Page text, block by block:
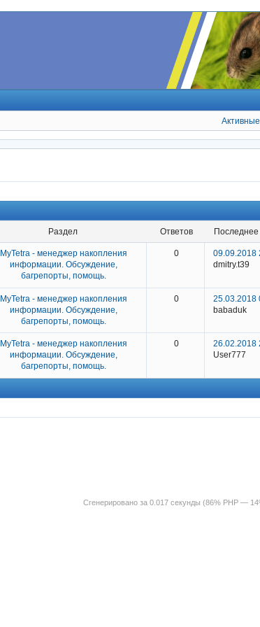
Раздел ответов
MyTetra - менеджер накопления
информации. Обсуждение,
багрепорты, помощь.
0
09.09.2018
dmitry.t39
MyTetra - менеджер накопления
информации. Обсуждение,
багрепорты, помощь.
0
25.03.2018
babaduk
MyTetra - менеджер накопления
информации. Обсуждение,
багрепорты, помощь.
0
26.02.2018
User777
Сгенерировано за 0.017 секунды (86% PHP —